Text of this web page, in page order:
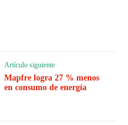
Artículo siguiente
Mapfre logra 27 % menos
en consumo de energía